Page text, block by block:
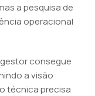
a pesquisa de
operacional
consegue
a visão
técnica precisa